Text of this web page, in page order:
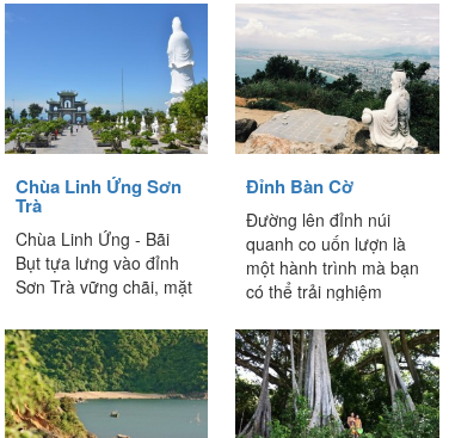
Chùa Linh Ứng Sơn
Trà
Chùa Linh Ứng - Bãi
Bụt tựa lưng vào đỉnh
Sơn Trà vững chãi, mặt
la, xa xa bên tả...
Đỉnh Bàn Cờ
Đường lên đỉnh núi
quanh co uốn lượn là
một hành trình mà bạn
có thể trải nghiệm
đẹp và thơ...